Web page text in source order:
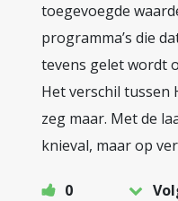
toegevoegde
programma’s die
tevens gelet wordt
Het verschil tussen
zeg maar. Met de
knieval, maar op
0